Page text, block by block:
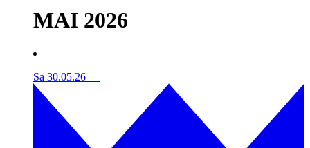
MAI 2026
Sa 30.05.26 —